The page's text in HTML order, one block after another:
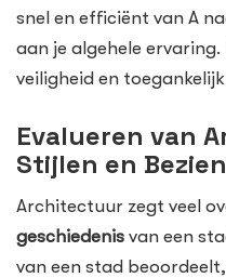
snel en efficiënt van A
aan je algehele
veiligheid en
Evalueren van
Stijlen en
Architectuur zegt veel
geschiedenis van een
van een stad